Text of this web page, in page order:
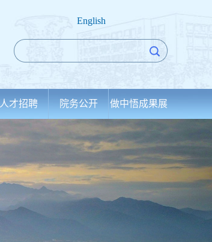
English
人才招聘 院务公开 做中悟成果展